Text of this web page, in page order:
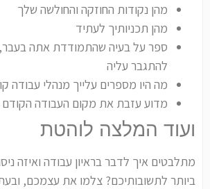
מהן נקודות החוזקה והחולשה שלך
מהן תכניותיך לעתיד
ספר על בעיה שהתמודדת אתה
להתגבר עליה
מה היו מספרים עלייך מנהלי עבודה
מדוע עזבת את מקום העבודה הקודם
ועוד המלצה לוהטת
מתלבטים איך לדבר בראיון עבודה ואיזה
ביותר לתשובותיכם? צלמו את עצמכם,